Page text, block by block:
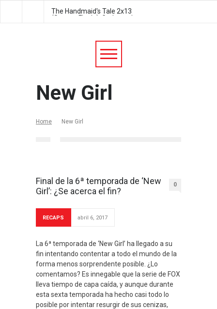
The Handmaid's Tale 2x13
(Season Finale): Godspeed
New Girl
Home New Girl
Final de la 6ª temporada de ‘New
Girl’: ¿Se acerca el fin?
0
RECAPS abril 6, 2017
La 6ª temporada de ‘New Girl’ ha llegado a su
fin intentando contentar a todo el mundo de la
forma menos sorprendente posible. ¿Lo
comentamos? Es innegable que la serie de FOX
lleva tiempo de capa caída, y aunque durante
esta sexta temporada ha hecho casi todo lo
posible por intentar resurgir de sus cenizas,